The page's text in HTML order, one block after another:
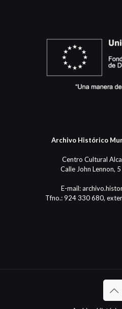
Archivo Histórico
Centro Cultural
Calle John Lennon,
E-mail:
Tfno.: 924 330 680,